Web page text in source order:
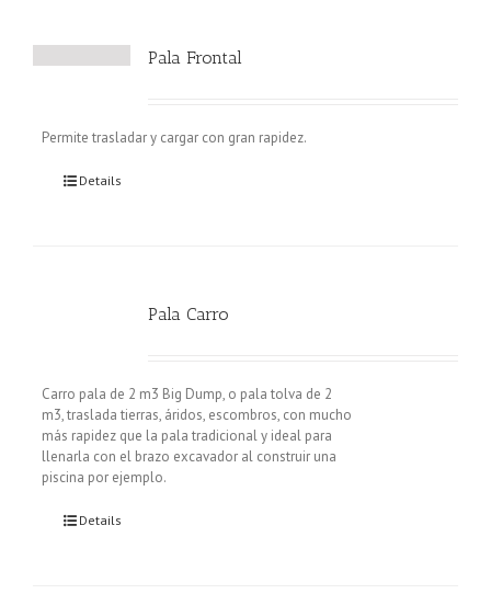
Pala Frontal
Permite trasladar y cargar con gran rapidez.
Details
Pala Carro
Carro pala de 2 m3 Big Dump, o pala tolva de 2
m3, traslada tierras, áridos, escombros, con mucho
más rapidez que la pala tradicional y ideal para
llenarla con el brazo excavador al construir una
piscina por ejemplo.
Details